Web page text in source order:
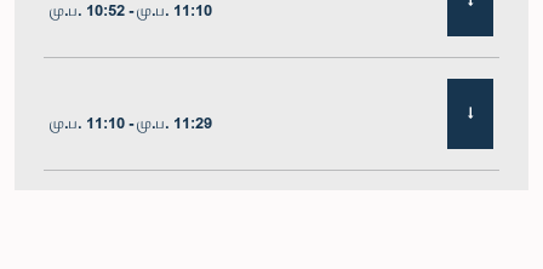
மு.ப. 10:52 - மு.ப. 11:10
மு.ப. 11:10 - மு.ப. 11:29